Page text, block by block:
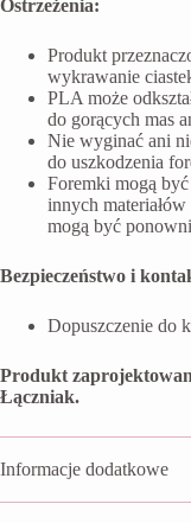
Ostrzeżenia:
Produkt
wykrawanie
PLA może
do gorących mas
Nie wyginać ani
do uszkodzenia
Foremki mogą
innych
mogą być
Bezpieczeństwo i
Dopuszczenie do
Produkt
Łączniak.
Informacje dodatkowe